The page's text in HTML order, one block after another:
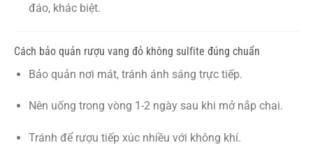
đáo, khác biệt.
Cách bảo quản rượu vang đỏ không sulfite đúng chuẩn
Bảo quản nơi mát, tránh ánh sáng trực tiếp.
Nên uống trong vòng 1-2 ngày sau khi mở nắp chai.
Tránh để rượu tiếp xúc nhiều với không khí.